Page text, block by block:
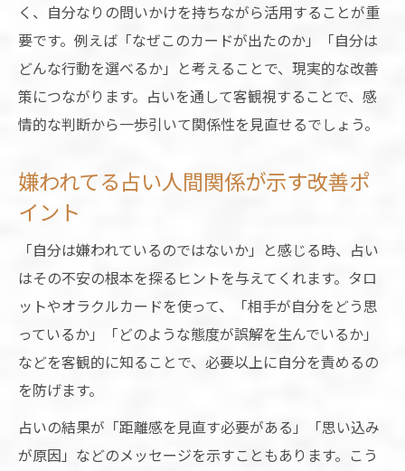
く、自分なりの問いかけを持ちながら活用することが重
要です。例えば「なぜこのカードが出たのか」「自分は
どんな行動を選べるか」と考えることで、現実的な改善
策につながります。占いを通して客観視することで、感
情的な判断から一歩引いて関係性を見直せるでしょう。
嫌われてる占い人間関係が示す改善ポ
イント
「自分は嫌われているのではないか」と感じる時、占い
はその不安の根本を探るヒントを与えてくれます。タロ
ットやオラクルカードを使って、「相手が自分をどう思
っているか」「どのような態度が誤解を生んでいるか」
などを客観的に知ることで、必要以上に自分を責めるの
を防げます。
占いの結果が「距離感を見直す必要がある」「思い込み
が原因」などのメッセージを示すこともあります。こう